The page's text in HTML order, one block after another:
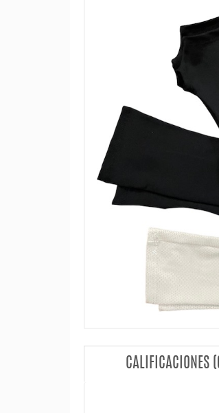
CALIFICACIONES